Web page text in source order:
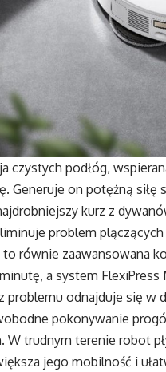
czystych podłóg,
Generuje on potężną siłę
kurz z
problem
to równie zaawansowana
a system FlexiPress
problemu odnajduje się w
pokonywanie
W trudnym terenie robot
jego mobilność i